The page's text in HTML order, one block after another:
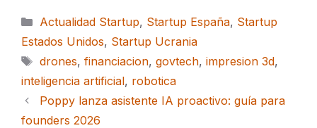
Categorías
Actualidad Startup, Startup España, Startup
Estados Unidos, Startup Ucrania
Etiquetas
drones, financiacion, govtech, impresion 3d,
inteligencia artificial, robotica
Poppy lanza asistente IA proactivo: guía para
founders 2026